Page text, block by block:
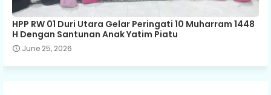
HPP RW 01 Duri Utara Gelar Peringati 10 Muharram 1448
H Dengan Santunan Anak Yatim Piatu
June 25, 2026